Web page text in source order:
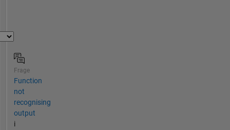
Frage
Function
not
recognising
output
i